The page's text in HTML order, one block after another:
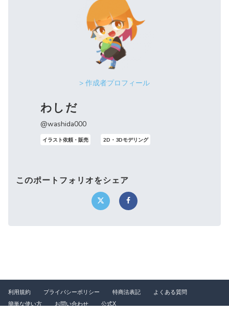
> 作成者プロフィール
わしだ
@washida000
イラスト依頼・販売 2D・3Dモデリング
このポートフォリオをシェア
利用規約 プライバシーポリシー 特商法表記
よくある質問
簡単な使い方
お問い合わせ 公式X